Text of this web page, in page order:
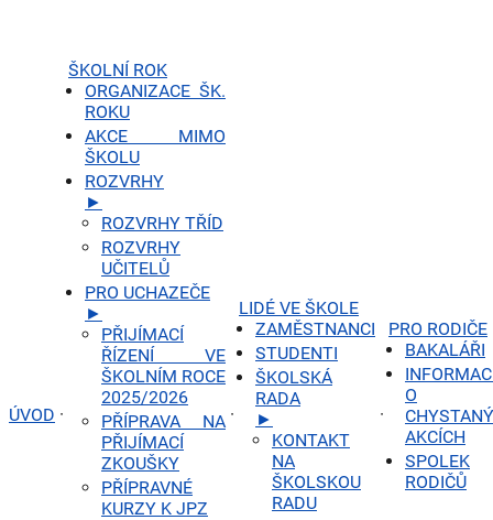
ÚVOD ·
ŠKOLNÍ ROK
ORGANIZACE ŠK.
ROKU
AKCE MIMO
ŠKOLU
ROZVRHY
►
ROZVRHY TŘÍD
ROZVRHY
UČITELŮ
PRO UCHAZEČE
►
PŘIJÍMACÍ
ŘÍZENÍ VE
ŠKOLNÍM ROCE
2025/2026
PŘÍPRAVA NA
PŘIJÍMACÍ
ZKOUŠKY
PŘÍPRAVNÉ
KURZY K JPZ
·
LIDÉ VE ŠKOLE
ZAMĚSTNANCI
STUDENTI
ŠKOLSKÁ
RADA
►
KONTAKT
NA
ŠKOLSKOU
RADU
·
PRO RODIČE
BAKALÁŘI
O
AKCÍCH
SPOLEK
RODIČŮ